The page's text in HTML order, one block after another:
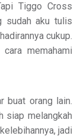
Tiggo Cross
sudah aku tulis
cukup.
memahami
buat orang lain.
siap melangkah
jadi